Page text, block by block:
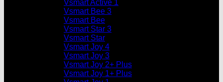
Vsmart Active 1
Vsmart Bee 3
Vsmart Bee
Vsmart Star 3
Vsmart Star
Vsmart Joy 4
Vsmart Joy 3
Vsmart Joy 2+ Plus
Vsmart Joy 1+ Plus